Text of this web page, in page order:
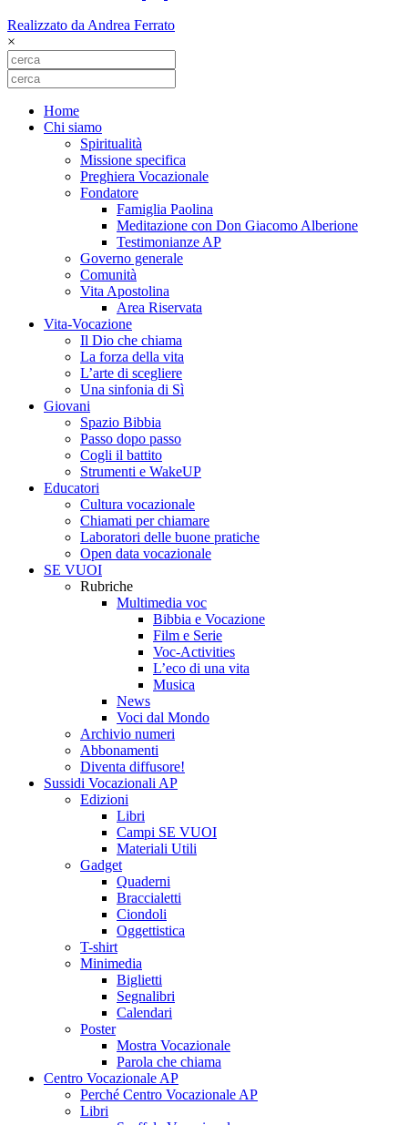
Realizzato da Andrea Ferrato
×
Home
Chi siamo
Spiritualità
Missione specifica
Preghiera Vocazionale
Fondatore
Famiglia Paolina
Meditazione con Don Giacomo Alberione
Testimonianze AP
Governo generale
Comunità
Vita Apostolina
Area Riservata
Vita-Vocazione
Il Dio che chiama
La forza della vita
L’arte di scegliere
Una sinfonia di Sì
Giovani
Spazio Bibbia
Passo dopo passo
Cogli il battito
Strumenti e WakeUP
Educatori
Cultura vocazionale
Chiamati per chiamare
Laboratori delle buone pratiche
Open data vocazionale
SE VUOI
Rubriche
Multimedia voc
Bibbia e Vocazione
Film e Serie
Voc-Activities
L’eco di una vita
Musica
News
Voci dal Mondo
Archivio numeri
Abbonamenti
Diventa diffusore!
Sussidi Vocazionali AP
Edizioni
Libri
Campi SE VUOI
Materiali Utili
Gadget
Quaderni
Braccialetti
Ciondoli
Oggettistica
T-shirt
Minimedia
Biglietti
Segnalibri
Calendari
Poster
Mostra Vocazionale
Parola che chiama
Centro Vocazionale AP
Perché Centro Vocazionale AP
Libri